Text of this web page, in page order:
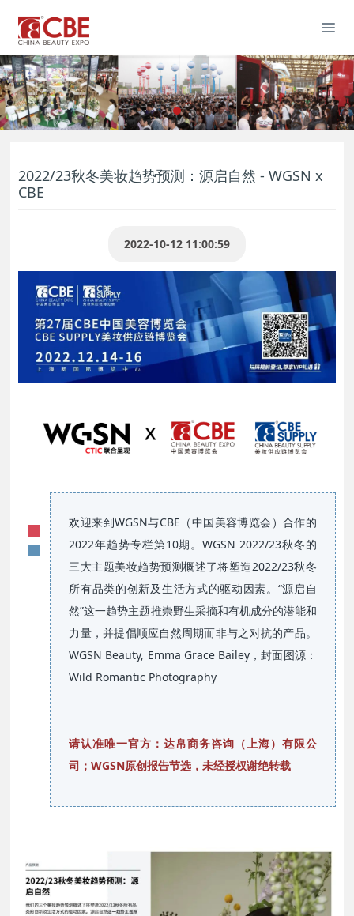
2022/23秋冬美妆趋势预测：源启自然 - WGSN x
CBE
2022-10-12 11:00:59
欢迎来到WGSN与CBE（中国美容博览会）合作的
2022年趋势专栏第10期。WGSN 2022/23秋冬的
三大主题美妆趋势预测概述了将塑造2022/23秋冬
所有品类的创新及生活方式的驱动因素。“源启自
然”这一趋势主题推崇野生采摘和有机成分的潜能和
力量，并提倡顺应自然周期而非与之对抗的产品。
WGSN Beauty, Emma Grace Bailey，封面图源：
Wild Romantic Photography
请认准唯一官方：达帛商务咨询（上海）有限公
司；WGSN原创报告节选，未经授权谢绝转载